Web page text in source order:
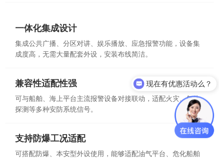
一体化集成设计
集成公共广播、分区对讲、娱乐播放、应急报警功能，设备集
成度高，无需大量配套外设，安装布线简洁。
兼容性适配性强
可与船舶、海上平台主流报警设备对接联动，适配火灾、气体
探测等多种安防系统信号。
支持防爆工况适配
可搭配防爆、本安型外设使用，能够适配油气平台、危化船舶
现在有优惠活动么？